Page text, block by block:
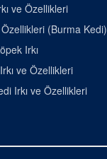
ve Özellikleri
(Burma Kedi)
Irkı
ve Özellikleri
Irkı ve Özellikleri